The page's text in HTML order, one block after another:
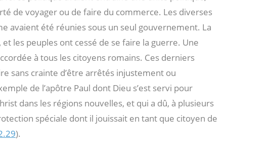
de voyager ou de faire du commerce. Les diverses
avaient été réunies sous un seul gouvernement. La
les peuples ont cessé de se faire la guerre. Une
à tous les citoyens romains. Ces derniers
sans crainte d’être arrêtés injustement ou
de l’apôtre Paul dont Dieu s’est servi pour
dans les régions nouvelles, et qui a dû, à plusieurs
spéciale dont il jouissait en tant que citoyen de
).